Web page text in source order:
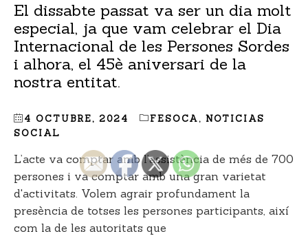
El dissabte passat va ser un dia molt
especial, ja que vam celebrar el Dia
Internacional de les Persones Sordes
i alhora, el 45è aniversari de la
nostra entitat.
4 OCTUBRE, 2024 FESOCA, NOTICIAS
SOCIAL
L’acte va comptar amb l’assistència de més de 700
persones i va comptar amb una gran varietat
d'activitats. Volem agrair profundament la
presència de totses les persones participants, així
com la de les autoritats que